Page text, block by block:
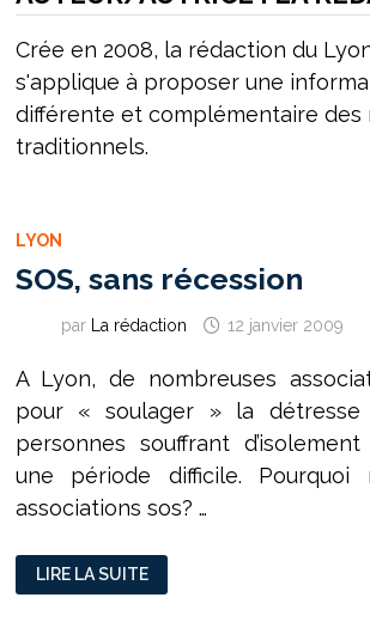
Crée en 2008, la rédaction du
s'applique à proposer une
différente et complémentaire des
traditionnels.
LYON
SOS, sans récession
par La rédaction 12 janvier 2009
A Lyon, de nombreuses
pour « soulager » la détresse
personnes souffrant
une période difficile. Pourquoi
associations sos? …
SOS,
SANS
RÉCESSION
LIRE LA SUITE